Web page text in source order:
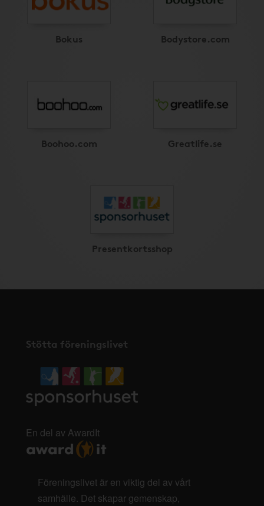
Bokus Bodystore.com
Boohoo.com Greatlife.se
Presentkortsshop
Stötta föreningslivet
En del av AwardIt
Föreningslivet är en viktig del av vårt
samhälle. Det skapar gemenskap,